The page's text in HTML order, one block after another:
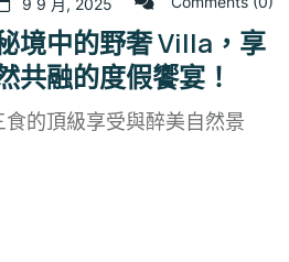
9 9 月, 2025
境中的野奢 Villa，享
共融的度假饗宴！
的頂級享受與醉美自然景